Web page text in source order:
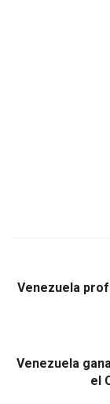
Venezuela
Venezuela
el